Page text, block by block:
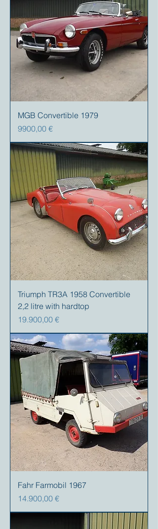
MGB Convertible 1979
Prezzo
9900,00 €
Triumph TR3A 1958 Convertible
2,2 litre with hardtop
Prezzo
19.900,00 €
Fahr Farmobil 1967
Prezzo
14.900,00 €